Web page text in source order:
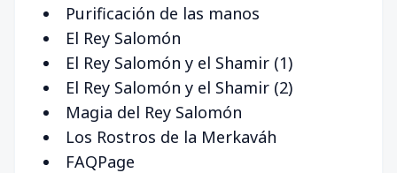
Purificación de las manos
El Rey Salomón
El Rey Salomón y el Shamir (1)
El Rey Salomón y el Shamir (2)
Magia del Rey Salomón
Los Rostros de la Merkaváh
FAQPage